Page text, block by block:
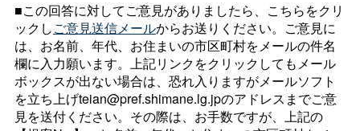
■この回答に対してご意見がありましたら、こちらをクリ
ックしご意見送信メールからお送りください。ご意見に
は、お名前、年代、お住まいの市区町村をメールの件名
欄に入力願います。上記リンクをクリックしてもメール
ボックスが出ない場合は、恐れ入りますがメールソフト
を立ち上げteian@pref.shimane.lg.jpのアドレスまでご意
見を送付ください。その際は、お手数ですが、上記の